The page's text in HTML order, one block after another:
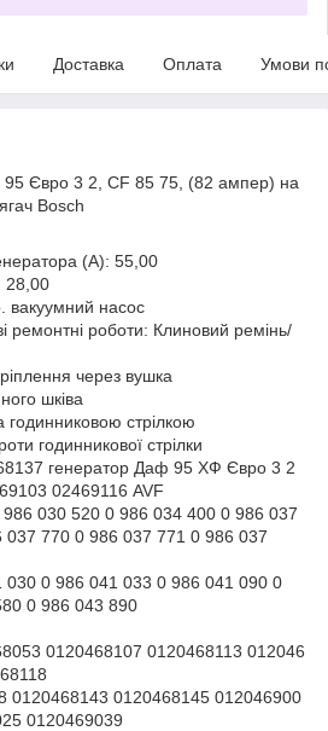
Доставка Оплата Умови
Євро 3 2, CF 85 75, (82 ампер) на
Bosch
(А): 55,00
28,00
вакуумний насос
ремонтні роботи: Клиновий ремінь/
через вушка
шківа
стрілкою
годинникової стрілки
генератор Даф 95 ХФ Євро 3 2
02469116 AVF
030 520 0 986 034 400 0 986 037
770 0 986 037 771 0 986 037
0 986 041 033 0 986 041 090 0
0 986 043 890
0120468107 0120468113 012046
0120468143 0120468145 012046900
0120469039